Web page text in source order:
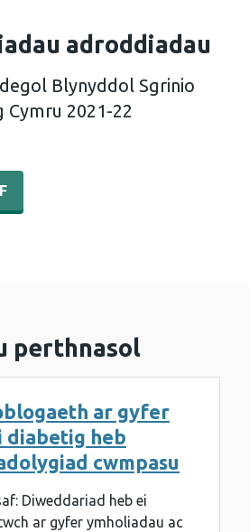
adroddiadau
Blynyddol Sgrinio
Cymru 2021-22
Ystadegol Blynyddol
perthnasol
ar gyfer
heb
cwmpasu
Diweddariad heb ei
ar gyfer ymholiadau ac